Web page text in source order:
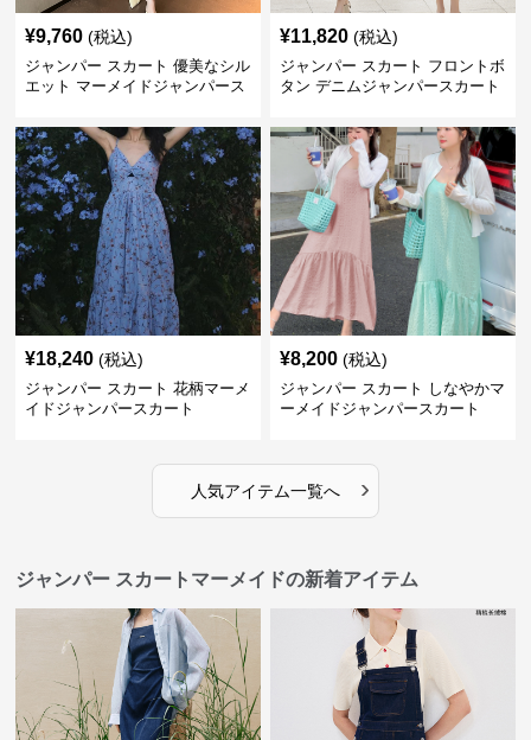
¥9,760 (税込)
ジャンパー スカート 優美なシル
エット マーメイドジャンパース
¥11,820 (税込)
ジャンパー スカート フロントボ
タン デニムジャンパースカート
¥18,240 (税込)
ジャンパー スカート 花柄マーメ
イドジャンパースカート
¥8,200 (税込)
ジャンパー スカート しなやかマ
ーメイドジャンパースカート
人気アイテム一覧へ ›
ジャンパー スカートマーメイドの新着アイテム